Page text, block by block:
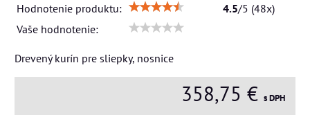
Hodnotenie produktu: 4.5/5 (48x)
Vaše hodnotenie:
Drevený kurín pre sliepky, nosnice
358,75 € s DPH